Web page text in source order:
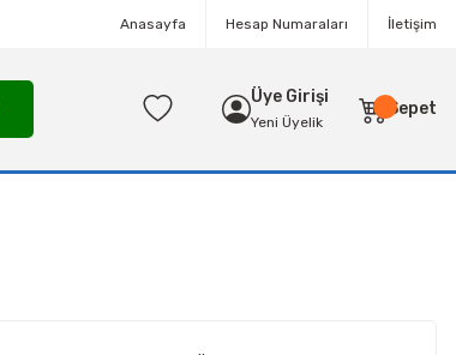
Anasayfa Hesap Numaraları İletişim
Üye Girişi
Yeni Üyelik
Sepet